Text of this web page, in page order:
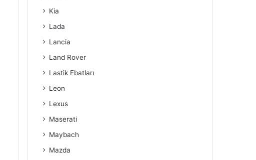
Kia
Lada
Lancia
Land Rover
Lastik Ebatları
Leon
Lexus
Maserati
Maybach
Mazda